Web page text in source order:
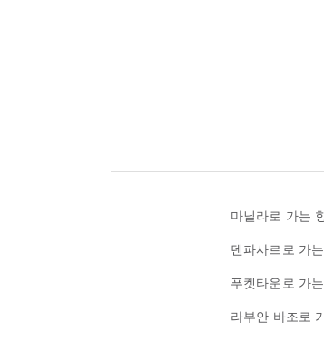
마닐라로 가는
덴파사르로 가
푸켓타운로 가
라부안 바조로